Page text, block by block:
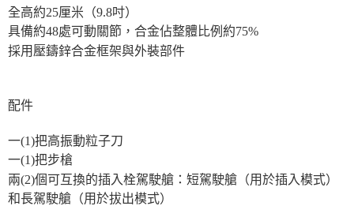
全高約25厘米（9.8吋）
具備約48處可動關節，合金佔整體比例約75%
採用壓鑄鋅合金框架與外裝部件
配件
一(1)把高振動粒子刀
一(1)把步槍
兩(2)個可互換的插入栓駕駛艙：短駕駛艙（用於插入模式）
和長駕駛艙（用於拔出模式）